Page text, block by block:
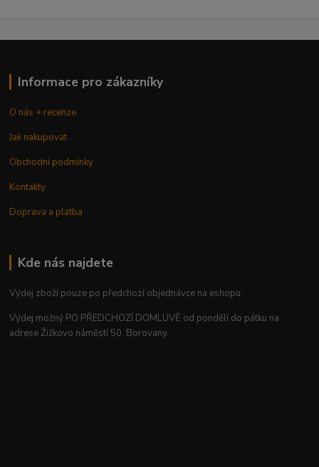
Informace pro zákazníky
O nás + recenze
Jak nakupovat
Obchodní podmínky
Kontakty
Doprava a platba
Kde nás najdete
Výdej zboží pouze po předchozí objednávce na eshopu.
Výdej možný PO PŘEDCHOZÍ DOMLUVĚ od pondělí do pátku na
adrese Žižkovo náměstí 50, Borovany.